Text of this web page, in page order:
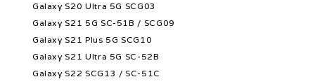
Galaxy S20 Ultra 5G SCG03
Galaxy S21 5G SC-51B / SCG09
Galaxy S21 Plus 5G SCG10
Galaxy S21 Ultra 5G SC-52B
Galaxy S22 SCG13 / SC-51C